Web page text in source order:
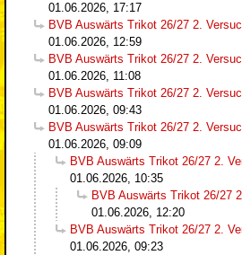
01.06.2026, 17:17
BVB Auswärts Trikot 26/27 2.
01.06.2026, 12:59
BVB Auswärts Trikot 26/27 2.
01.06.2026, 11:08
BVB Auswärts Trikot 26/27 2.
01.06.2026, 09:43
BVB Auswärts Trikot 26/27 2.
01.06.2026, 09:09
BVB Auswärts Trikot 26/27 2.
01.06.2026, 10:35
BVB Auswärts Trikot 26/27
01.06.2026, 12:20
BVB Auswärts Trikot 26/27 2.
01.06.2026, 09:23